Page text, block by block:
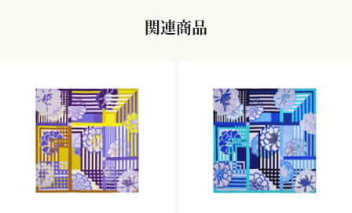
関連商品